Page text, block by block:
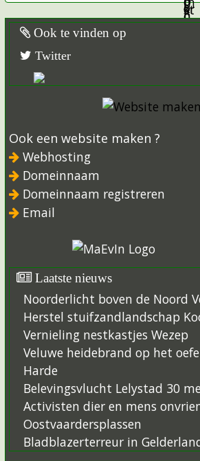
Ook te vinden op
Twitter
Ook een website maken ?
Webhosting
Domeinnaam
Domeinnaam registreren
Email
Laatste nieuws
Noorderlicht boven de Noord
Herstel stuifzandlandschap
Vernieling nestkastjes Wezep
Veluwe heidebrand op het
Harde
Belevingsvlucht Lelystad 30
Activisten dier en mens
Oostvaardersplassen
Bladblazerterreur in